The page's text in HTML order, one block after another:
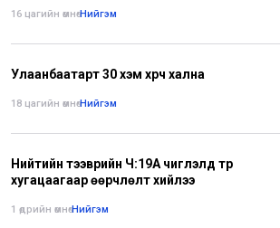
16 цагийн өмнө•Нийгэм
Улаанбаатарт 30 хэм хүрч хална
18 цагийн өмнө•Нийгэм
Нийтийн тээврийн Ч:19А чиглэлд түр
хугацаагаар өөрчлөлт хийлээ
1 өдрийн өмнө•Нийгэм